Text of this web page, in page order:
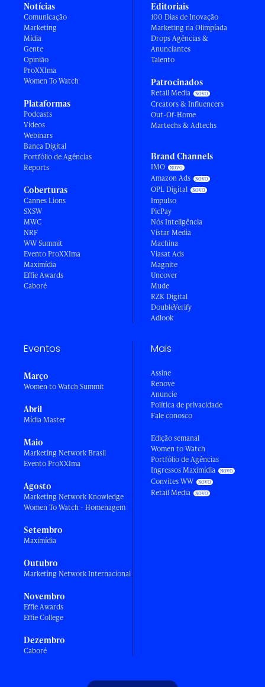
Notícias
Comunicação
Marketing
Mídia
Gente
Opinião
ProXXIma
Women To Watch
Plataformas
Podcasts
Vídeos
Webinars
Banca Digital
Portfólio de Agências
Reports
Coberturas
Cannes Lions
SXSW
MWC
NRF
WW Summit
Evento ProXXIma
Maximídia
Effie Awards
Caboré
Editoriais
100 Dias de Inovação
Marketing na Olimpíada
Drops Agências &
Anunciantes
Talento
Patrocinados
Retail Media
Creators & Influencers
Out-Of-Home
Martechs & Adtechs
Brand Channels
IMO
Amazon Ads
OPL Digital
Impulso
PicPay
Nós Inteligência
Vistar Media
Machina
Viasat Ads
Magnite
Uncover
Mude
RZK Digital
DoubleVerify
Adlook
Eventos
Março
Women to Watch Summit
Abril
Mídia Master
Maio
Marketing Network Brasil
Evento ProXXIma
Agosto
Marketing Network Knowledge
Women To Watch - Homenagem
Setembro
Maximídia
Outubro
Marketing Network Internacional
Novembro
Effie Awards
Effie College
Dezembro
Caboré
Mais
Assine
Renove
Anuncie
Política de privacidade
Fale conosco
Edição semanal
Women to Watch
Portfólio de Agências
Ingressos Maximídia
Convites WW
Retail Media